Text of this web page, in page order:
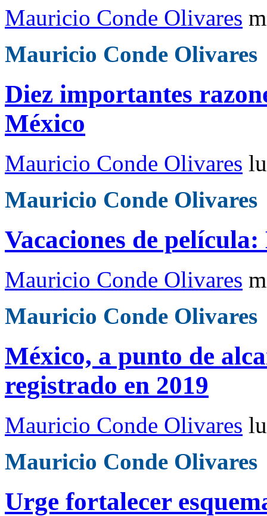
Mauricio Conde Olivares
Mauricio Conde Olivares
Diez importantes
México
Mauricio Conde Olivares
Mauricio Conde Olivares
Vacaciones de película:
Mauricio Conde Olivares
Mauricio Conde Olivares
México, a punto de
registrado en 2019
Mauricio Conde Olivares
Mauricio Conde Olivares
Urge fortalecer